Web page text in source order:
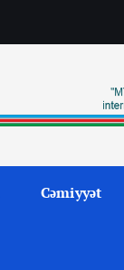
Cəmiyyət